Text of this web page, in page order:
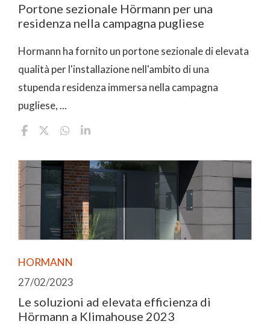
Portone sezionale Hörmann per una
residenza nella campagna pugliese
Hormann ha fornito un portone sezionale di elevata
qualità per l'installazione nell'ambito di una
stupenda residenza immersa nella campagna
pugliese, ...
HORMANN
27/02/2023
Le soluzioni ad elevata efficienza di
Hörmann a Klimahouse 2023